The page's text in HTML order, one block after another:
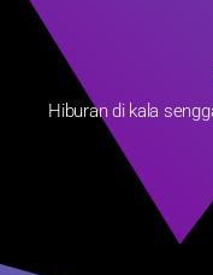
Hiburan di kala